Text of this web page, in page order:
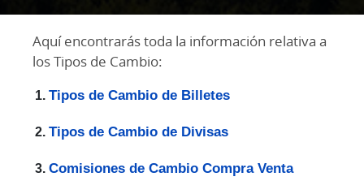
Aquí encontrarás toda la información relativa a
los Tipos de Cambio:
Tipos de Cambio de Billetes
Tipos de Cambio de Divisas
Comisiones de Cambio Compra Venta